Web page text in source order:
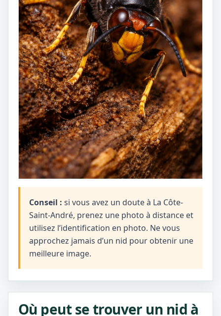
Conseil : si vous avez un doute à La Côte-
Saint-André, prenez une photo à distance et
utilisez l’identification en photo. Ne vous
approchez jamais d’un nid pour obtenir une
meilleure image.
Où peut se trouver un nid à